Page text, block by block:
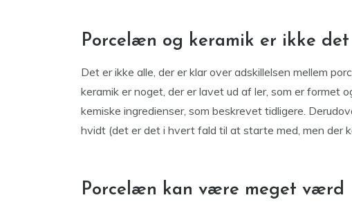
Porcelæn og keramik er ikke det
Det er ikke alle, der er klar over adskillelsen mellem
keramik er noget, der er lavet ud af ler, som er
kemiske ingredienser, som beskrevet tidligere.
hvidt (det er det i hvert fald til at starte med, men der
Porcelæn kan være meget værd